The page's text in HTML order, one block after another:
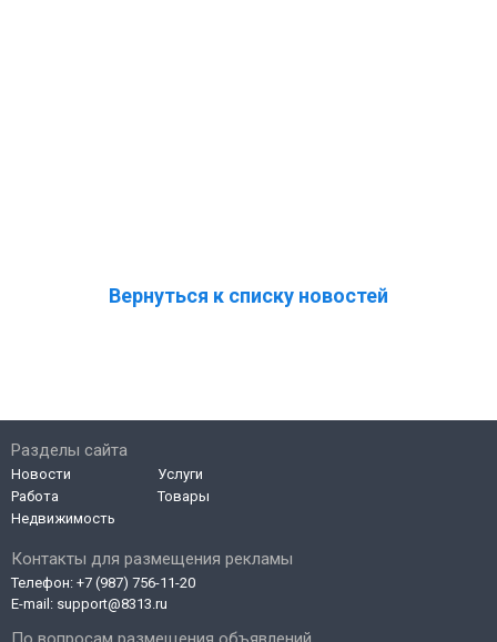
Вернуться к списку новостей
Контакты для размещения рекламы
Телефон: +7 (987) 756-11-20
E-mail: support@8313.ru
Разделы сайта
Новости
Работа
Недвижимость
Услуги
Товары